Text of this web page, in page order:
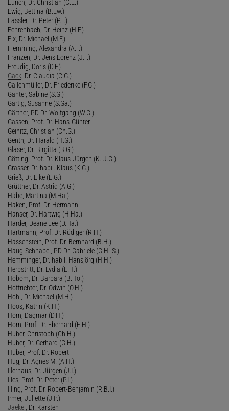
Eurich, Dr. Christian (C.E.)
Ewig, Bettina (B.Ew.)
Fässler, Dr. Peter (P.F.)
Fehrenbach, Dr. Heinz (H.F.)
Fix, Dr. Michael (M.F.)
Flemming, Alexandra (A.F.)
Franzen, Dr. Jens Lorenz (J.F.)
Freudig, Doris (D.F.)
Gack , Dr. Claudia (C.G.)
Gallenmüller, Dr. Friederike (F.G.)
Ganter, Sabine (S.G.)
Gärtig, Susanne (S.Gä.)
Gärtner, PD Dr. Wolfgang (W.G.)
Gassen, Prof. Dr. Hans-Günter
Geinitz, Christian (Ch.G.)
Genth, Dr. Harald (H.G.)
Gläser, Dr. Birgitta (B.G.)
Götting, Prof. Dr. Klaus-Jürgen (K.-J.G.)
Grasser, Dr. habil. Klaus (K.G.)
Grieß, Dr. Eike (E.G.)
Grüttner, Dr. Astrid (A.G.)
Häbe, Martina (M.Hä.)
Haken, Prof. Dr. Hermann
Hanser, Dr. Hartwig (H.Ha.)
Harder, Deane Lee (D.Ha.)
Hartmann, Prof. Dr. Rüdiger (R.H.)
Hassenstein, Prof. Dr. Bernhard (B.H.)
Haug-Schnabel, PD Dr. Gabriele (G.H.-S.)
Hemminger, Dr. habil. Hansjörg (H.H.)
Herbstritt, Dr. Lydia (L.H.)
Hobom, Dr. Barbara (B.Ho.)
Hoffrichter, Dr. Odwin (O.H.)
Hohl, Dr. Michael (M.H.)
Hoos, Katrin (K.H.)
Horn, Dagmar (D.H.)
Horn, Prof. Dr. Eberhard (E.H.)
Huber, Christoph (Ch.H.)
Huber, Dr. Gerhard (G.H.)
Huber, Prof. Dr. Robert
Hug, Dr. Agnes M. (A.H.)
Illerhaus, Dr. Jürgen (J.I.)
Illes, Prof. Dr. Peter (P.I.)
Illing, Prof. Dr. Robert-Benjamin (R.B.I.)
Irmer, Juliette (J.Ir.)
Jaekel , Dr. Karsten